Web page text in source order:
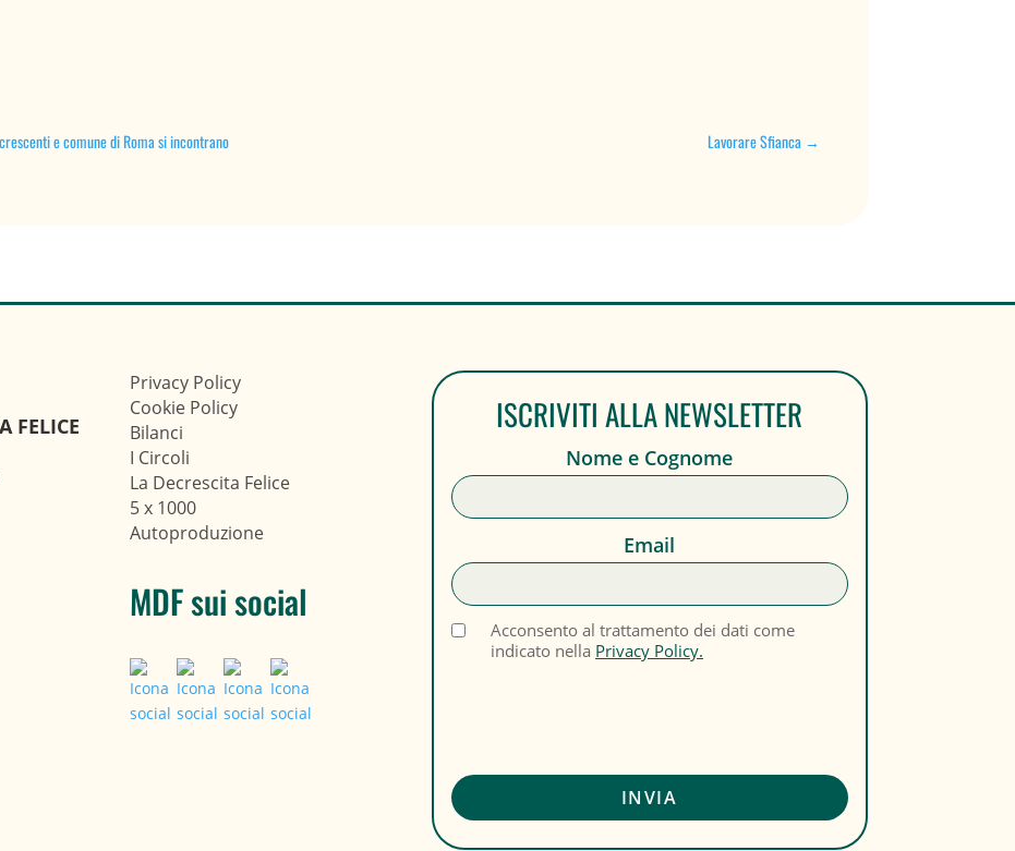
e comune di Roma si incontrano Lavorare Sfianca→
FELICE
Privacy Policy
Cookie Policy
Bilanci
I Circoli
La Decrescita Felice
5 x 1000
Autoproduzione
MDF sui social
ISCRIVITI ALLA NEWSLETTER
Nome e Cognome
Email
Acconsento al trattamento dei dati come
indicato nella Privacy Policy.